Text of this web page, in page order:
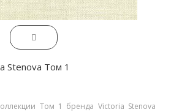
Stenova Том 1
Том 1 бренда Victoria Stenova